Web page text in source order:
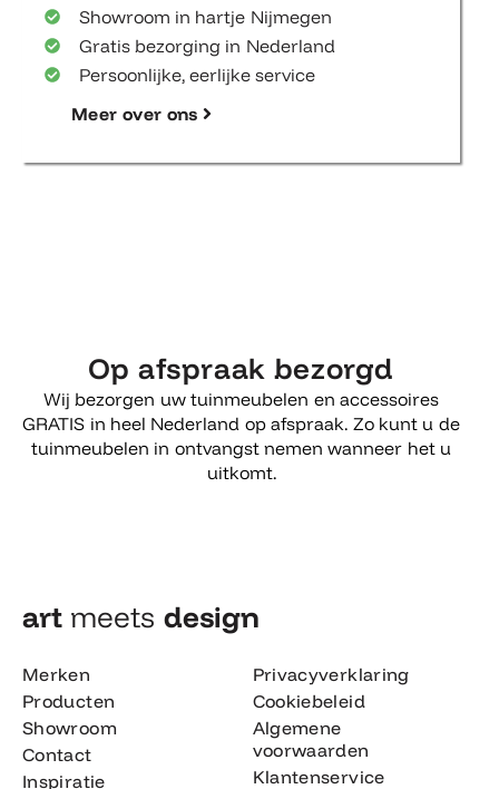
Showroom in hartje Nijmegen
Gratis bezorging in Nederland
Persoonlijke, eerlijke service
Meer over ons
Op afspraak bezorgd
Wij bezorgen uw tuinmeubelen en accessoires
GRATIS in heel Nederland op afspraak. Zo kunt u de
tuinmeubelen in ontvangst nemen wanneer het u
uitkomt.
art meets design​
Merken
Producten
Showroom
Contact
Inspiratie
Privacyverklaring
Cookiebeleid
Algemene
voorwaarden
Klantenservice